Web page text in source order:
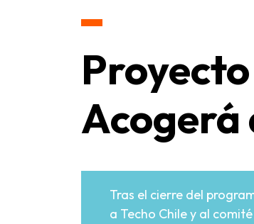
Acogerá
Tras el cierre del
a Techo Chile y al